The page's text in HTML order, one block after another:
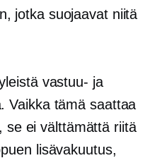
jotka suojaavat niitä
vastuu- ja
Vaikka tämä saattaa
se ei välttämättä riitä
lisävakuutus,